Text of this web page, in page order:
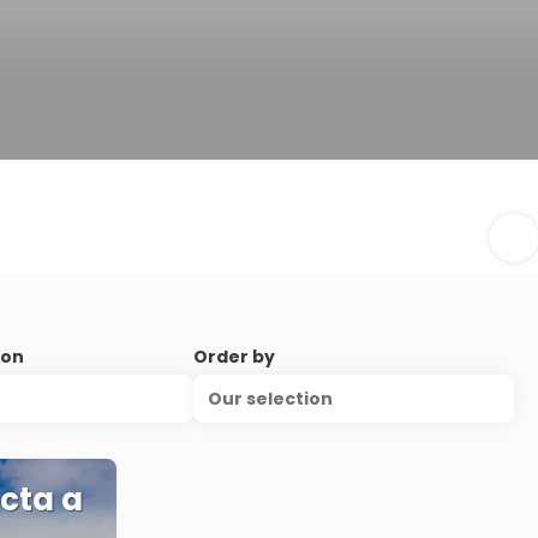
Order by
Our selection
a